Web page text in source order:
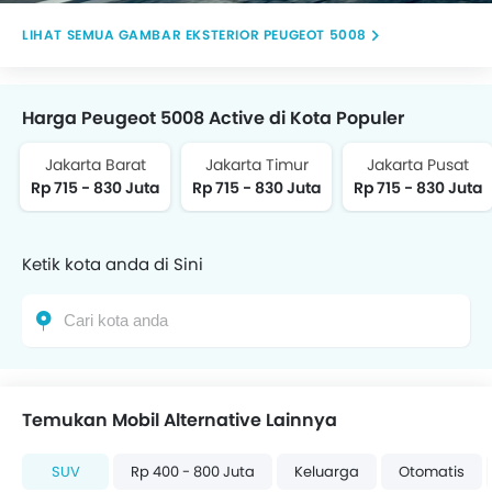
GAMBAR EKSTERIOR PEUGEOT 5008
Harga Peugeot 5008 Active di Kota Populer
Jakarta Barat
Rp 715 - 830 Juta
Jakarta Timur
Rp 715 - 830 Juta
Jakarta Pusat
Rp 715 - 830 Juta
Ketik kota anda di Sini
Temukan Mobil Alternative Lainnya
SUV Rp 400 - 800 Juta Keluarga Otomatis